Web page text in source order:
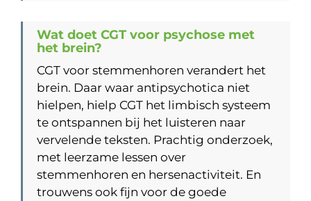
Wat doet CGT voor psychose met
het brein?
CGT voor stemmenhoren verandert het
brein. Daar waar antipsychotica niet
hielpen, hielp CGT het limbisch systeem
te ontspannen bij het luisteren naar
vervelende teksten. Prachtig onderzoek,
met leerzame lessen over
stemmenhoren en hersenactiviteit. En
trouwens ook fijn voor de goede